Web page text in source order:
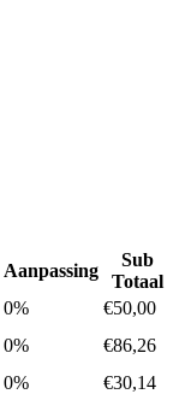
Aanpassing
Sub
Totaal
0%
€50,00
0%
€86,26
0%
€30,14